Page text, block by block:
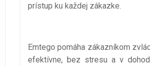
prístup ku každej zákazke.
Emtego pomáha zákazníkom
efektívne, bez stresu a v